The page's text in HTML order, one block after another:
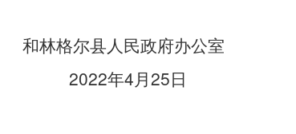
县人民政府办公室
2022年4月25日